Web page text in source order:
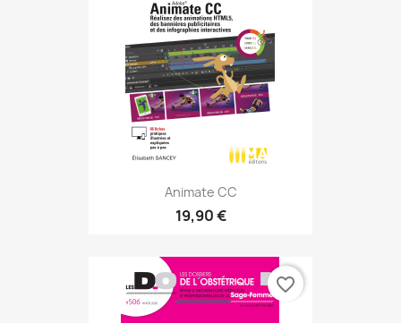
Animate CC
19,90 €
favorite_border